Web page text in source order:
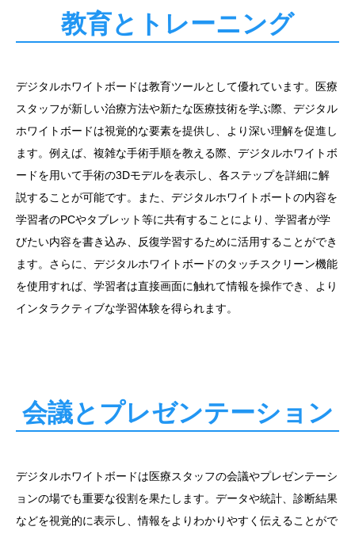
教育とトレーニング
デジタルホワイトボードは教育ツールとして優れています。医療
スタッフが新しい治療方法や新たな医療技術を学ぶ際、デジタル
ホワイトボードは視覚的な要素を提供し、より深い理解を促進し
ます。例えば、複雑な手術手順を教える際、デジタルホワイトボ
ードを用いて手術の3Dモデルを表示し、各ステップを詳細に解
説することが可能です。また、デジタルホワイトボートの内容を
学習者のPCやタブレット等に共有することにより、学習者が学
びたい内容を書き込み、反復学習するために活用することができ
ます。さらに、デジタルホワイトボードのタッチスクリーン機能
を使用すれば、学習者は直接画面に触れて情報を操作でき、より
インタラクティブな学習体験を得られます。
会議とプレゼンテーション
デジタルホワイトボードは医療スタッフの会議やプレゼンテーシ
ョンの場でも重要な役割を果たします。データや統計、診断結果
などを視覚的に表示し、情報をよりわかりやすく伝えることがで